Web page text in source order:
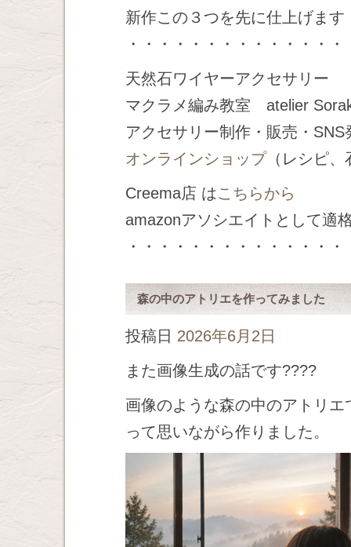
新作この３つを先に仕上げます
・・・・・・・・・・・・・・
天然石ワイヤーアクセサリー
マクラメ編み教室 atelier
アクセサリー制作・販売・
オンラインショップ（レシピ、
Creema店 はこちらから
amazonアソシエイトとして適
・・・・・・・・・・・・・・
森の中のアトリエを作ってみました
投稿日 2026年6月2日
また画像生成の話です????
画像のような森の中のアトリ
って思いながら作りました。